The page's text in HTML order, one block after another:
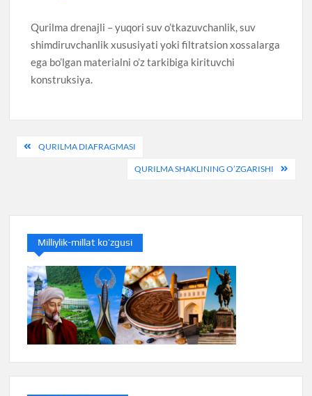
Qurilma drenajli – yuqori suv o’tkazuvchanlik, suv
shimdiruvchanlik xususiyati yoki filtratsion xossalarga
ega bo’lgan materialni o’z tarkibiga kirituvchi
konstruksiya.
PostQURILMA DIAFRAGMASI
QURILMA SHAKLINING O’ZGARISHI
Milliylik-millat ko’zgusi